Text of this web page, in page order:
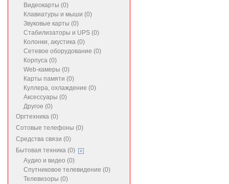
Видеокарты (0)
Клавиатуры и мыши (0)
Звуковые карты (0)
Стабилизаторы и UPS (0)
Колонки, акустика (0)
Сетевое оборудование (0)
Корпуса (0)
Web-камеры (0)
Карты памяти (0)
Куллера, охлаждение (0)
Аксессуары (0)
Другое (0)
Оргтехника (0)
Сотовые телефоны (0)
Средства связи (0)
Бытовая техника (0)
Аудио и видео (0)
Спутниковое телевидение (0)
Телевизоры (0)